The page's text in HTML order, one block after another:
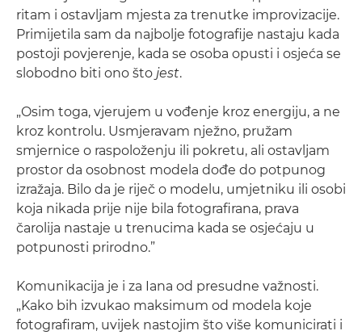
ritam i ostavljam mjesta za trenutke improvizacije.
Primijetila sam da najbolje fotografije nastaju kada
postoji povjerenje, kada se osoba opusti i osjeća se
slobodno biti ono što jest.
„Osim toga, vjerujem u vođenje kroz energiju, a ne
kroz kontrolu. Usmjeravam nježno, pružam
smjernice o raspoloženju ili pokretu, ali ostavljam
prostor da osobnost modela dođe do potpunog
izražaja. Bilo da je riječ o modelu, umjetniku ili osobi
koja nikada prije nije bila fotografirana, prava
čarolija nastaje u trenucima kada se osjećaju u
potpunosti prirodno.”
Komunikacija je i za Iana od presudne važnosti.
„Kako bih izvukao maksimum od modela koje
fotografiram, uvijek nastojim što više komunicirati i